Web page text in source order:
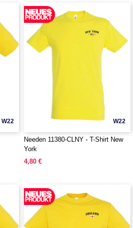
W22 W22
Needen 11380-CLNY - T-Shirt New
York
4,80 €